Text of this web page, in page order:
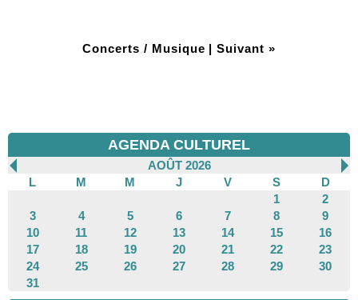
Concerts / Musique | Suivant »
AGENDA CULTUREL
AOÛT 2026
L
M M J V S
D
1
2
3
4 5 6 7 8
9
10
11 12 13 14 15
16
17
18 19 20 21 22
23
24
25 26 27 28 29
30
31